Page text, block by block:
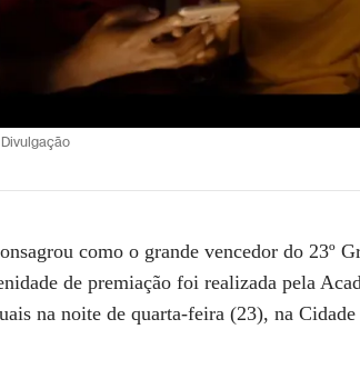
Divulgação
como o grande vencedor do 23º
de premiação foi realizada pela
na noite de quarta-feira (23), na